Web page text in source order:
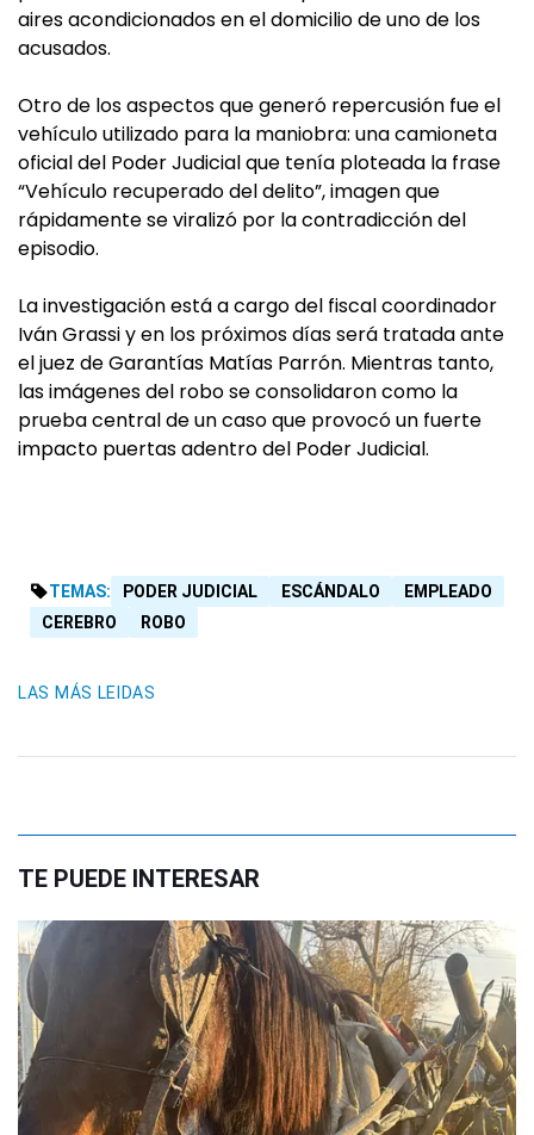
aires acondicionados en el domicilio de uno de los
acusados.
Otro de los aspectos que generó repercusión fue el
vehículo utilizado para la maniobra: una camioneta
oficial del Poder Judicial que tenía ploteada la frase
“Vehículo recuperado del delito”, imagen que
rápidamente se viralizó por la contradicción del
episodio.
La investigación está a cargo del fiscal coordinador
Iván Grassi y en los próximos días será tratada ante
el juez de Garantías Matías Parrón. Mientras tanto,
las imágenes del robo se consolidaron como la
prueba central de un caso que provocó un fuerte
impacto puertas adentro del Poder Judicial.
TEMAS: PODER JUDICIAL ESCÁNDALO
EMPLEADO
CEREBRO
ROBO
LAS MÁS LEIDAS
TE PUEDE INTERESAR